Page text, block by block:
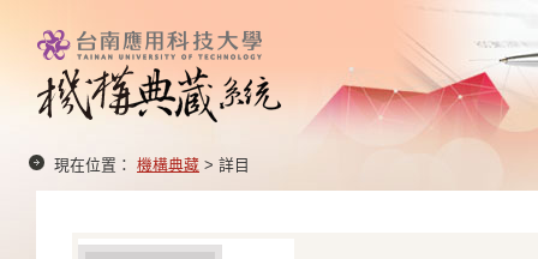
現在位置： 機構典藏 > 詳目